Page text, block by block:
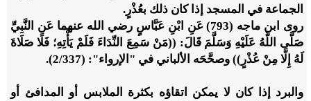
الجماعة في المسجد إذا كان ذلك بعُذْرٍ.
روى ابن ماجه (793) عَنِ ابْنِ عَبَّاسٍ رضي الله عنهما عَنِ النَّبِيِّ
صَلَّى اللَّهُ عَلَيْهِ وَسَلَّمَ قَالَ: ((مَنْ سَمِعَ النِّدَاءَ فَلَمْ يَأْتِهِ؛ فَلَا صَلَاةَ
لَهُ إِلَّا مِنْ عُذْرٍ)) وصحَّحَه الألباني في "الإرواء": (2/337).
والبرد إذا كان لا يمكن اتقاؤه بكثرة الملابس أو المدافئ أو